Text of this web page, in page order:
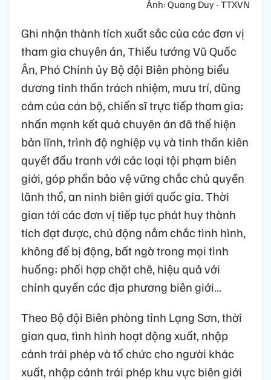
Ảnh: Quang Duy - TTXVN
Ghi nhận thành tích xuất sắc của các đơn vị
tham gia chuyên án, Thiếu tướng Vũ Quốc
Ân, Phó Chính ủy Bộ đội Biên phòng biểu
dương tinh thần trách nhiệm, mưu trí, dũng
cảm của cán bộ, chiến sĩ trực tiếp tham gia;
nhấn mạnh kết quả chuyên án đã thể hiện
bản lĩnh, trình độ nghiệp vụ và tinh thần kiên
quyết đấu tranh với các loại tội phạm biên
giới, góp phần bảo vệ vững chắc chủ quyền
lãnh thổ, an ninh biên giới quốc gia. Thời
gian tới các đơn vị tiếp tục phát huy thành
tích đạt được, chủ động nắm chắc tình hình,
không để bị động, bất ngờ trong mọi tình
huống; phối hợp chặt chẽ, hiệu quả với
chính quyền các địa phương biên giới…
Theo Bộ đội Biên phòng tỉnh Lạng Sơn, thời
gian qua, tình hình hoạt động xuất, nhập
cảnh trái phép và tổ chức cho người khác
xuất, nhập cảnh trái phép khu vực biên giới